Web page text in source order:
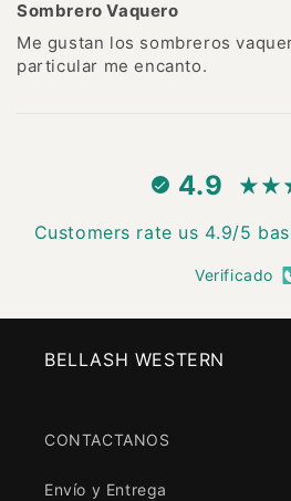
Sombrero Vaquero
Me gustan los sombreros
particular me encanto.
4.9
Customers rate us 4.9/5
Verificado
BELLASH WESTERN
CONTACTANOS
Envío y Entrega